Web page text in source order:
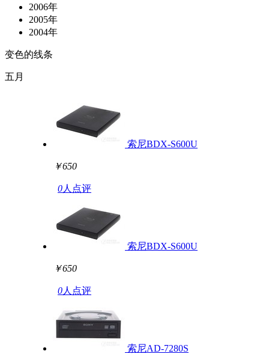
2006年
2005年
2004年
变色的线条
五月
索尼BDX-S600U
￥650
0人点评
索尼BDX-S600U
￥650
0人点评
索尼AD-7280S